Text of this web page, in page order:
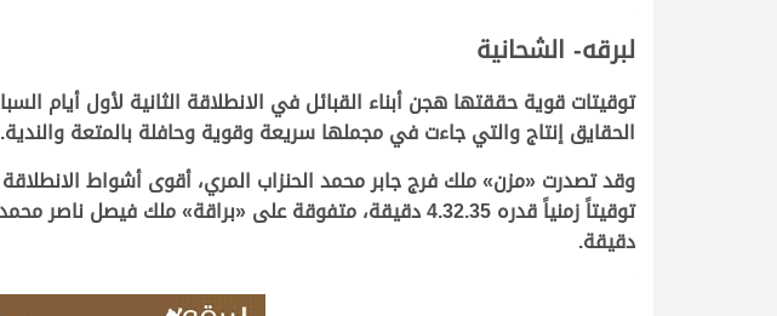
لبرقه- الشحانية
الحقايق إنتاج والتي جاءت في مجملها سريعة وقوية وحافلة بالمتعة والندية.
وقد تصدرت «مزن» ملك فرج جابر محمد الحنزاب المري، أقوى أشواط
دقيقة.